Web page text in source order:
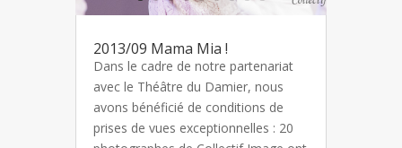
2013/09 Mama Mia !
Dans le cadre de notre partenariat
avec le Théâtre du Damier, nous
avons bénéficié de conditions de
prises de vues exceptionnelles : 20